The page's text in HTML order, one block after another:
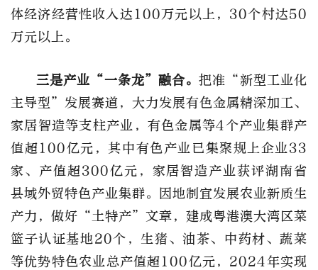
体经济经营性收入达100万元以上，30个村达50
万元以上。
三是产业“一条龙”融合。把准“新型工业化
主导型”发展赛道，大力发展有色金属精深加工、
家居智造等支柱产业，有色金属等4个产业集群产
值超100亿元，其中有色产业已集聚规上企业33
家、产值超300亿元，家居智造产业获评湖南省
县域外贸特色产业集群。因地制宜发展农业新质生
产力，做好“土特产”文章，建成粤港澳大湾区菜
篮子认证基地20个，生猪、油茶、中药材、蔬菜
等优势特色农业总产值超100亿元，2024年实现